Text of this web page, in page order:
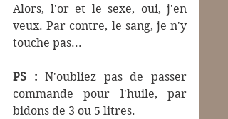
Alors, l'or et le sexe, oui, j'en
veux. Par contre, le sang, je n'y
touche pas...
PS : N'oubliez pas de passer
commande pour l'huile, par
bidons de 3 ou 5 litres.